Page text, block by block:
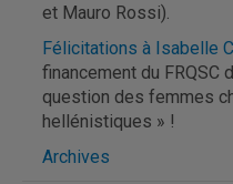
et Mauro Rossi).
Félicitations à Isabelle
financement du FRQSC
question des femmes
hellénistiques » !
Archives